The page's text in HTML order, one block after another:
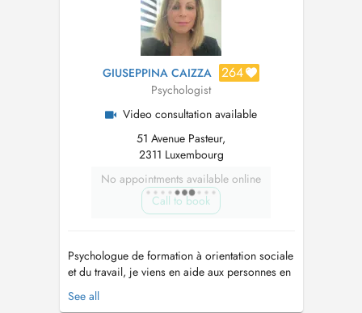
GIUSEPPINA CAIZZA 264
Psychologist
Video consultation available
51 Avenue Pasteur,
2311 Luxembourg
No appointments available online
Call to book
Psychologue de formation à orientation sociale
et du travail, je viens en aide aux personnes en
difficulté dans le domaine professionnel, social
et familial. Après un cursus universitaire
See all